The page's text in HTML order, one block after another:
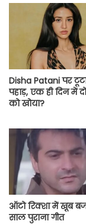
Disha Patani पर
पहाड़, एक ही दिन में
को खोया?
ऑटो रिक्शा में खूब
साल पुराना गीत